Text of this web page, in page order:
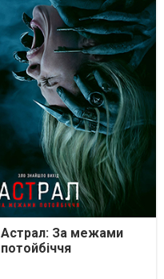
Астрал: За межами
потойбіччя